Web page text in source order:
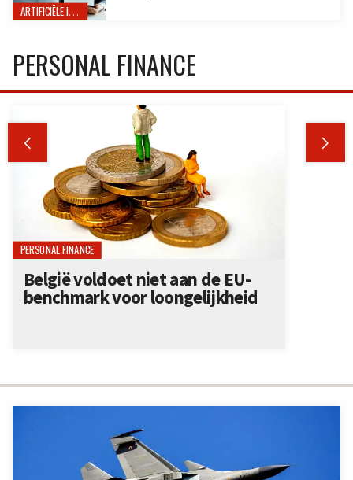
ARTIFICIËLE INTELLIGENTIE
PERSONAL FINANCE
 
PERSONAL FINANCE
België voldoet niet aan de EU-
benchmark voor loongelijkheid